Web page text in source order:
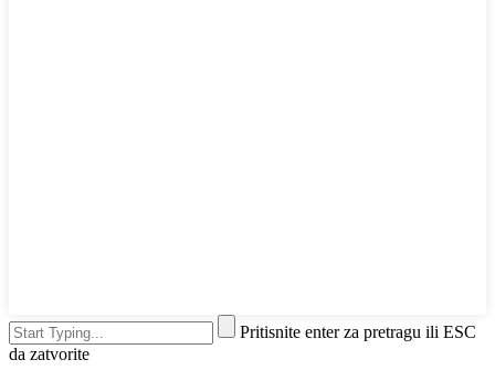
Pritisnite enter za pretragu ili ESC
da zatvorite